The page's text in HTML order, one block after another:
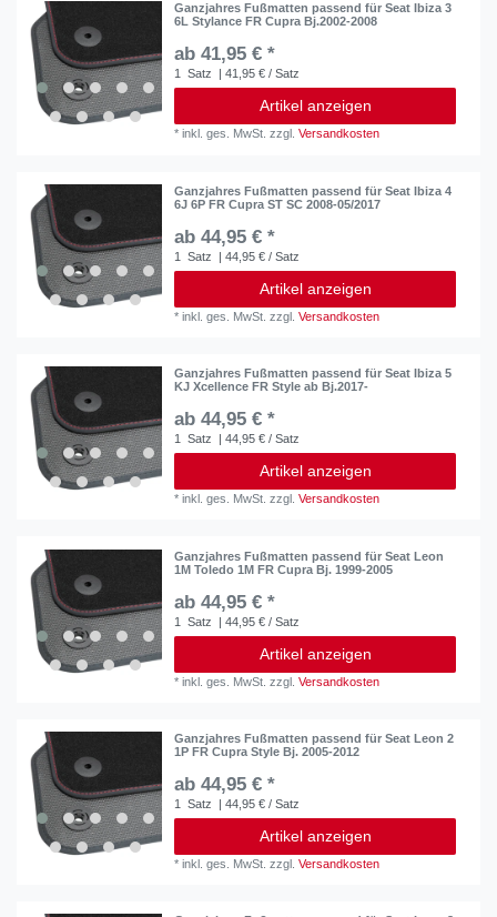
Ganzjahres Fußmatten passend für Seat Ibiza 3
6L Stylance FR Cupra Bj.2002-2008
ab 41,95 € *
1 Satz | 41,95 € / Satz
Artikel anzeigen
*inkl. ges. MwSt. zzgl.Versandkosten
Ganzjahres Fußmatten passend für Seat Ibiza 4
6J 6P FR Cupra ST SC 2008-05/2017
ab 44,95 € *
1 Satz | 44,95 € / Satz
Artikel anzeigen
*inkl. ges. MwSt. zzgl.Versandkosten
Ganzjahres Fußmatten passend für Seat Ibiza 5
KJ Xcellence FR Style ab Bj.2017-
ab 44,95 € *
1 Satz | 44,95 € / Satz
Artikel anzeigen
*inkl. ges. MwSt. zzgl.Versandkosten
Ganzjahres Fußmatten passend für Seat Leon
1M Toledo 1M FR Cupra Bj. 1999-2005
ab 44,95 € *
1 Satz | 44,95 € / Satz
Artikel anzeigen
*inkl. ges. MwSt. zzgl.Versandkosten
Ganzjahres Fußmatten passend für Seat Leon 2
1P FR Cupra Style Bj. 2005-2012
ab 44,95 € *
1 Satz | 44,95 € / Satz
Artikel anzeigen
*inkl. ges. MwSt. zzgl.Versandkosten